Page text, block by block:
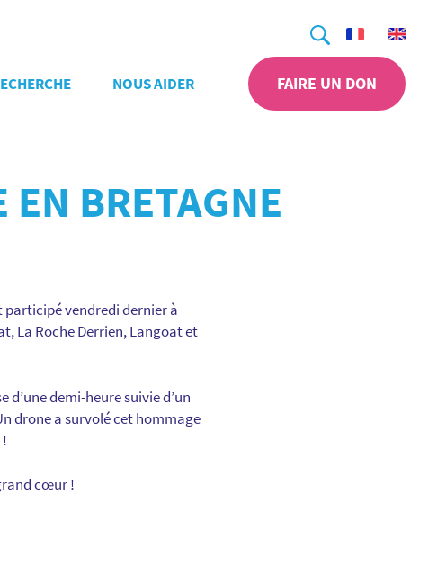
Recherche
NOUS AIDER FAIRE UN DON
BRETAGNE
participé vendredi dernier à
La Roche Derrien, Langoat et
d’une demi-heure suivie d’un
drone a survolé cet hommage
cœur !